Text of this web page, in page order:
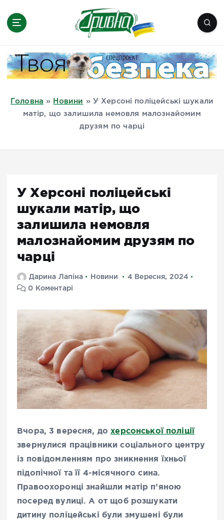
Миколаїв, Одеса, Мелітополь
Головна » Новини » У Херсоні поліцейські шукали
матір, що залишила немовля малознайомим
друзям по чарці
У Херсоні поліцейські
шукали матір, що
залишила немовля
малознайомим друзям по
чарці
Дарина Лапіна Новини
4 Вересня, 2024
0 Коментарі
Вчора, 3 вересня, дохерсонської поліції
звернулися працівники соціального центру
із повідомленням про зникнення їхньої
підопічної та її 4-місячного сина.
Правоохоронці знайшли матір п’яною
посеред вулиці. А от щоб розшукати
дитину поліцейські були змушені були